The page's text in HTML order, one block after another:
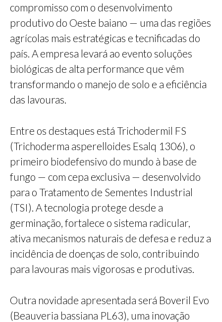
compromisso com o desenvolvimento
produtivo do Oeste baiano — uma das regiões
agrícolas mais estratégicas e tecnificadas do
país. A empresa levará ao evento soluções
biológicas de alta performance que vêm
transformando o manejo de solo e a eficiência
das lavouras.
Entre os destaques está Trichodermil FS
(Trichoderma asperelloides Esalq 1306), o
primeiro biodefensivo do mundo à base de
fungo — com cepa exclusiva — desenvolvido
para o Tratamento de Sementes Industrial
(TSI). A tecnologia protege desde a
germinação, fortalece o sistema radicular,
ativa mecanismos naturais de defesa e reduz a
incidência de doenças de solo, contribuindo
para lavouras mais vigorosas e produtivas.
Outra novidade apresentada será Boveril Evo
(Beauveria bassiana PL63), uma inovação